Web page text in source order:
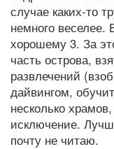
случае каких-то
немного
хорошему 3. За
часть острова,
развлечений
дайвингом,
несколько
исключение.
почту не читаю.